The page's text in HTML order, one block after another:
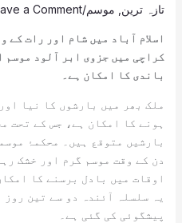
تازہ ترین موسم/
a Comment
اسلام آباد میں شام اور رات کے
کراچی میں جزوی ابر آلود موسم
باندی کا امکان ہے۔
ملک بھر میں بارشوں کا نیا
ہونے کا امکان ہے، جس کے تحت
بارشیں متوقع ہیں۔ محکمۂ
دن کے وقت موسم گرم اور خشک
اوقات میں بادل برسنے کا
یہ سلسلہ آئندہ دو سے تین روز
پیشگوئی کی گئی ہے۔